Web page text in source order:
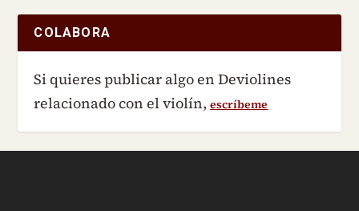
COLABORA
Si quieres publicar algo en Deviolines
relacionado con el violín,escríbeme